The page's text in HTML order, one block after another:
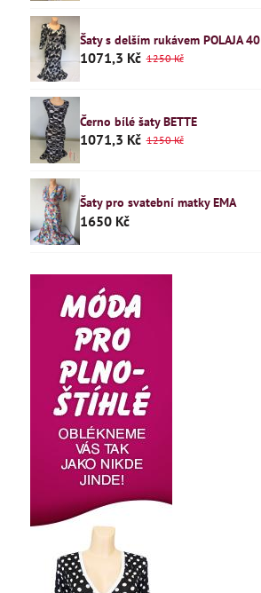
Šaty s delším rukávem POLAJA 40
1071,3 Kč 1250 Kč
Černo bílé šaty BETTE
1071,3 Kč 1250 Kč
Šaty pro svatební matky EMA
1650 Kč